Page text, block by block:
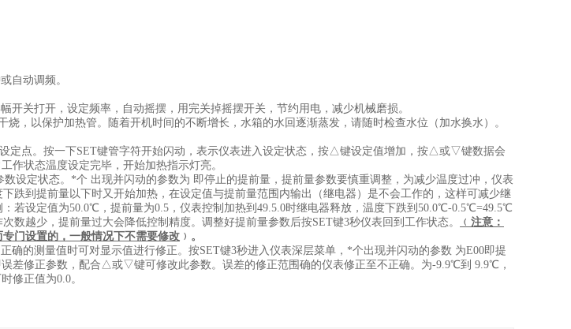
自动调频。
开关打开，设定频率，自动摇摆，用完关掉摇摆开关，节约用电，减少机械磨损。
烧，以保护加热管。随着开机时间的不断增长，水箱的水回逐渐蒸发，请随时检查水位（加水换水）。
定点。按一下SET键管字符开始闪动，表示仪表进入设定状态，按△键设定值增加，按△或▽键数据会
作状态温度设定完毕，开始加热指示灯亮。
设定状态。*个 出现并闪动的参数为 即停止的提前量，提前量参数要慎重调整，为减少温度过冲，仪表
跌到提前量以下时又开始加热，在设定值与提前量范围内输出（继电器）是不会工作的，这样可减少继
若设定值为50.0℃，提前量为0.5，仪表控制加热到49.5.0时继电器释放，温度下跌到50.0℃-0.5℃=49.5℃
数越少，提前量过大会降低控制精度。调整好提前量参数后按SET键3秒仪表回到工作状态。
﹙注意：
门设置的，一般情况下不需要修改 ﹚。
确的测量值时可对显示值进行修正。按SET键3秒进入仪表深层菜单，*个出现并闪动的参数 为E00即提
差修正参数，配合△或▽键可修改此参数。误差的修正范围确的仪表修正至不正确。为-9.9℃到 9.9℃，
修正值为0.0。